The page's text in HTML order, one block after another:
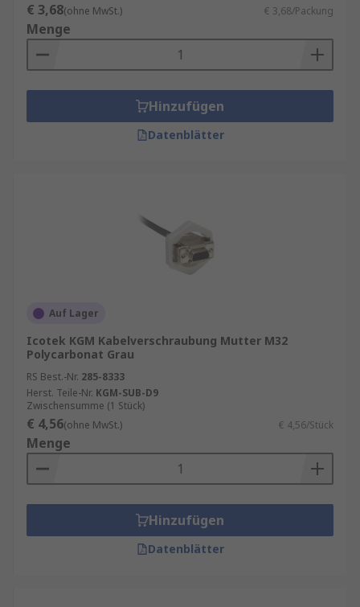
€ 3,68(ohne MwSt.) € 3,68/Packung
Menge
Hinzufügen
Datenblätter
Auf Lager
Icotek KGM Kabelverschraubung Mutter M32
Polycarbonat Grau
RS Best.-Nr. 285-8333
Herst. Teile-Nr. KGM-SUB-D9
Zwischensumme (1 Stück)
€ 4,56(ohne MwSt.) € 4,56/Stück
Menge
Hinzufügen
Datenblätter